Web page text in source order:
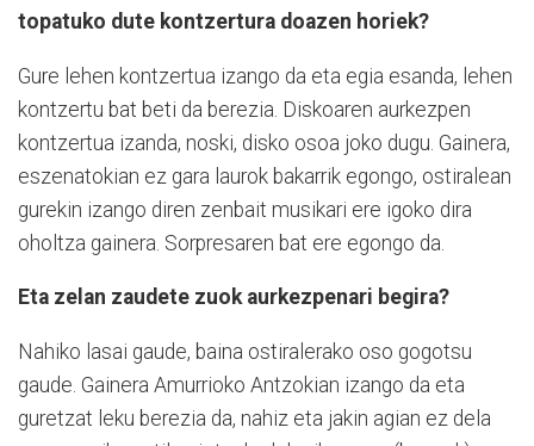
topatuko dute kontzertura doazen horiek?
Gure lehen kontzertua izango da eta egia esanda, lehen
kontzertu bat beti da berezia. Diskoaren aurkezpen
kontzertua izanda, noski, disko osoa joko dugu. Gainera,
eszenatokian ez gara laurok bakarrik egongo, ostiralean
gurekin izango diren zenbait musikari ere igoko dira
oholtza gainera. Sorpresaren bat ere egongo da.
Eta zelan zaudete zuok aurkezpenari begira?
Nahiko lasai gaude, baina ostiralerako oso gogotsu
gaude. Gainera Amurrioko Antzokian izango da eta
guretzat leku berezia da, nahiz eta jakin agian ez dela